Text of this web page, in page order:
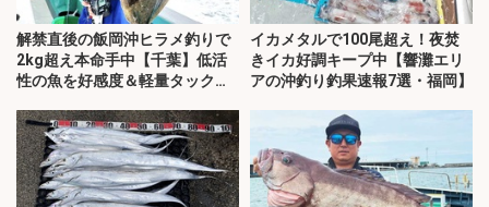
解禁直後の飯岡沖ヒラメ釣りで
2kg超え本命手中【千葉】低活
性の魚を好感度＆軽量タックル
イカメタルで100尾超え！夜焚
きイカ好調キープ中【響灘エリ
アの沖釣り釣果速報7選・福岡】